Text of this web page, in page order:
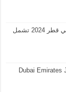
وظائف في قطر 2024 فرص عمل في قطر 2024 تشمل
Dubai Emirates